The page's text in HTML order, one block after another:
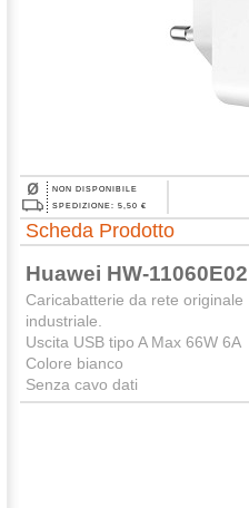
NON DISPONIBILE
SPEDIZIONE: 5,50 €
Scheda Prodotto
Huawei HW-
Caricabatterie da rete
industriale.
Uscita USB tipo A Max 66W 6A
Colore bianco
Senza cavo dati